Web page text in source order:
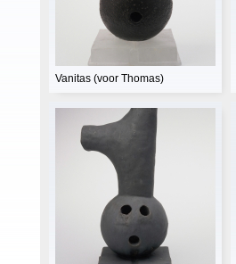
Vanitas (voor Thomas)